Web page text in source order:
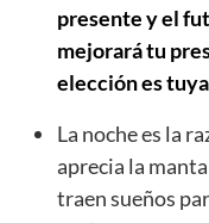
presente y el
mejorará tu
elección es
La noche es la
aprecia la
traen sueños